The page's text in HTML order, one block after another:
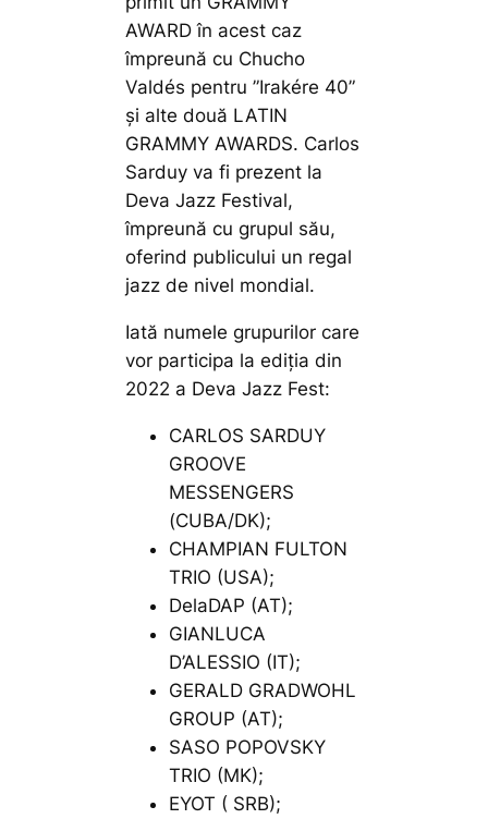
AWARD în acest caz
împreună cu Chucho
Valdés pentru ”Irakére 40”
și alte două LATIN
GRAMMY AWARDS. Carlos
Sarduy va fi prezent la
Deva Jazz Festival,
împreună cu grupul său,
oferind publicului un regal
jazz de nivel mondial.
Iată numele grupurilor care
vor participa la ediția din
2022 a Deva Jazz Fest:
CARLOS SARDUY
GROOVE
MESSENGERS
(CUBA/DK);
CHAMPIAN FULTON
TRIO (USA);
DelaDAP (AT);
GIANLUCA
D’ALESSIO (IT);
GERALD GRADWOHL
GROUP (AT);
SASO POPOVSKY
TRIO (MK);
EYOT ( SRB);